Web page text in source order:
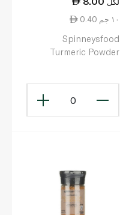
0.40 ١٠ جم
Spinneysfood
Turmeric Powder
0